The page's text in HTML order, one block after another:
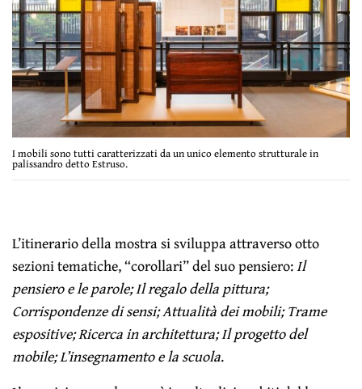
I mobili sono tutti caratterizzati da un unico elemento strutturale in
palissandro detto Estruso.
L’itinerario della mostra si sviluppa attraverso otto
sezioni tematiche, “corollari” del suo pensiero:Il
pensiero e le parole; Il regalo della pittura;
Corrispondenze di sensi; Attualità dei mobili; Trame
espositive; Ricerca in architettura; Il progetto del
mobile; L’insegnamento e la scuola.